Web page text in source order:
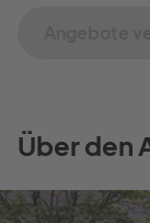
Über den